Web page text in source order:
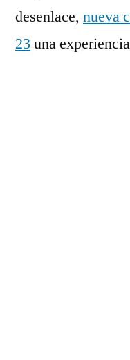
desenlace, nueva
23 una